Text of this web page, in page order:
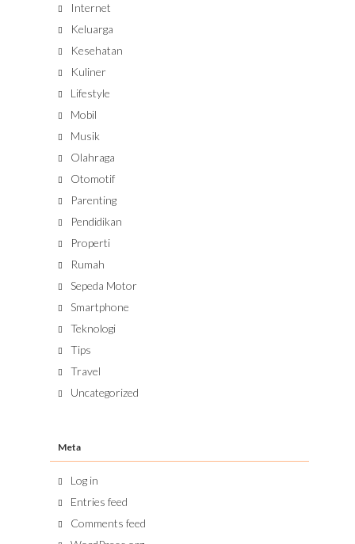
Internet
Keluarga
Kesehatan
Kuliner
Lifestyle
Mobil
Musik
Olahraga
Otomotif
Parenting
Pendidikan
Properti
Rumah
Sepeda Motor
Smartphone
Teknologi
Tips
Travel
Uncategorized
Meta
Log in
Entries feed
Comments feed